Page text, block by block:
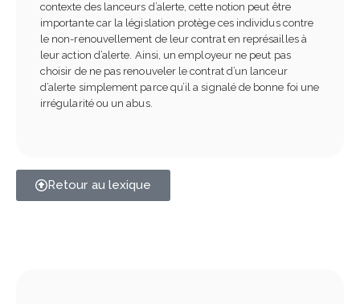
contexte des lanceurs d’alerte, cette notion peut être
importante car la législation protège ces individus contre
le non-renouvellement de leur contrat en représailles à
leur action d’alerte. Ainsi, un employeur ne peut pas
choisir de ne pas renouveler le contrat d’un lanceur
d’alerte simplement parce qu’il a signalé de bonne foi une
irrégularité ou un abus.
Retour au lexique